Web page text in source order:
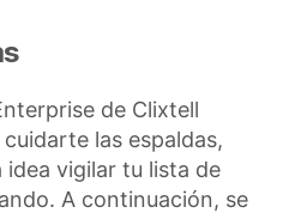
de Clixtell
las espaldas,
idea vigilar tu lista de
A continuación, se